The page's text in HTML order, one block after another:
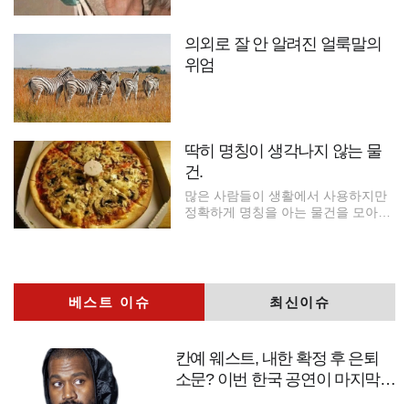
의외로 잘 안 알려진 얼룩말의
위엄
딱히 명칭이 생각나지 않는 물
건.
많은 사람들이 생활에서 사용하지만
정확하게 명칭을 아는 물건을 모아보
베스트 이슈 최신이슈
칸예 웨스트, 내한 확정 후 은퇴
소문? 이번 한국 공연이 마지막